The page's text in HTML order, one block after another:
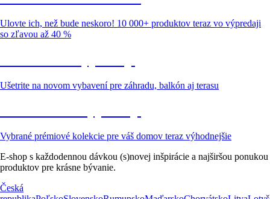
Ulovte ich, než bude neskoro! 10 000+ produktov teraz vo výpredaji
so zľavou až 40 %
Ušetrite na novom vybavení pre záhradu, balkón aj terasu
Vybrané prémiové kolekcie pre váš domov teraz výhodnejšie
E-shop s každodennou dávkou (s)novej inšpirácie a najširšou ponukou
produktov pre krásne bývanie.
Česká